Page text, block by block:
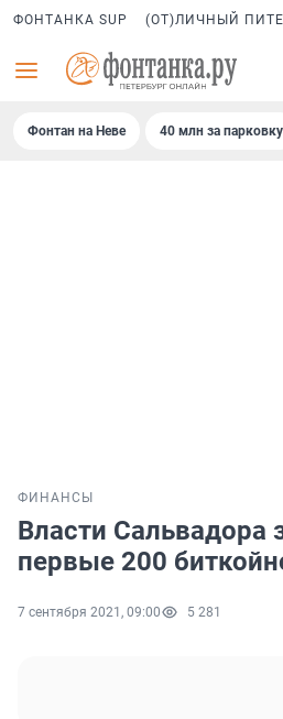
ФОНТАНКА SUP (ОТ)ЛИЧНЫЙ
Фонтан на Неве 40 млн за парковку
ФИНАНСЫ
Власти Сальвадора
первые 200
7 сентября 2021, 09:00 5 281